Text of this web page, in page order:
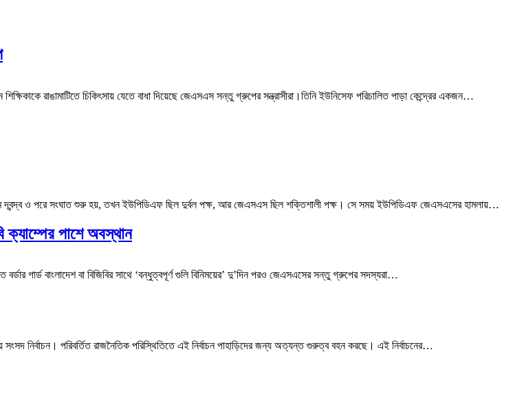
রাঙামাটিতে চিকিৎসায় যেতে বাধা দিয়েছে জেএসএস সন্তু গ্রুপের সন্ত্রাসীরা।তিনি ইউনিসেফ পরিচালিত পাড়া কেন্দ্রের একজন…
ও পরে সংঘাত শুরু হয়, তখন ইউপিডিএফ ছিল দুর্বল পক্ষ, আর জেএসএস ছিল শক্তিশালী পক্ষ। সে সময় ইউপিডিএফ জেএসএসের হামলায়…
ক্যাম্পের পাশে অবস্থান
বর্ডার গার্ড বাংলাদেশ বা বিজিবির সাথে ‘বন্ধুত্বপূর্ণ গুলি বিনিময়ের’ দু’দিন পরও জেএসএসের সন্তু গ্রুপের সদস্যরা…
নির্বাচন। পরিবর্তিত রাজনৈতিক পরিস্থিতিতে এই নির্বাচন পাহাড়িদের জন্য অত্যন্ত গুরুত্ব বহন করছে। এই নির্বাচনের…